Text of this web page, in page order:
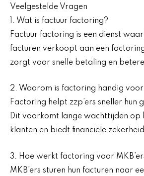
Veelgestelde Vragen
1. Wat is factuur factoring?
Factuur factoring is een dienst
facturen verkoopt aan een
zorgt voor snelle betaling en
2. Waarom is factoring handig voor
Factoring helpt zzp’ers sneller hun
Dit voorkomt lange wachttijden op
klanten en biedt financiële
3. Hoe werkt factoring voor
MKB’ers sturen hun facturen naar